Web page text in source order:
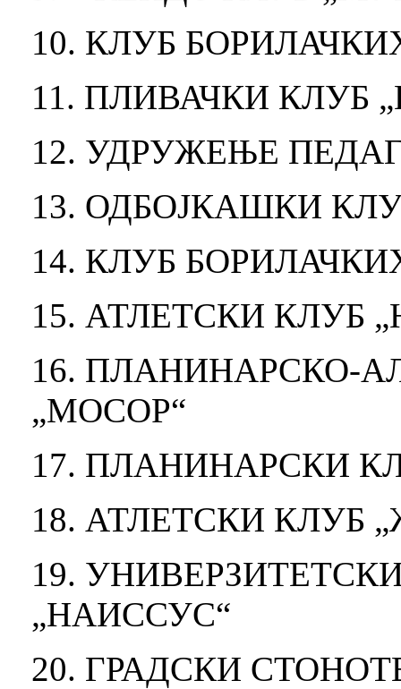
10. КЛУБ
11. ПЛИВАЧКИ КЛУБ
12. УДРУЖЕЊЕ
13. ОДБОЈКАШКИ
14. КЛУБ
15. АТЛЕТСКИ КЛУБ
16. ПЛАНИНАРСКО-
„МОСОР“
17. ПЛАНИНАРСКИ
18. АТЛЕТСКИ КЛУБ
19.
„НАИССУС“
20. ГРАДСКИ